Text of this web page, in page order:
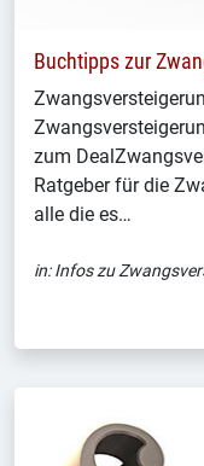
Buchtipps zur
zum
Ratgeber für die
alle die es…
in:Infos zu